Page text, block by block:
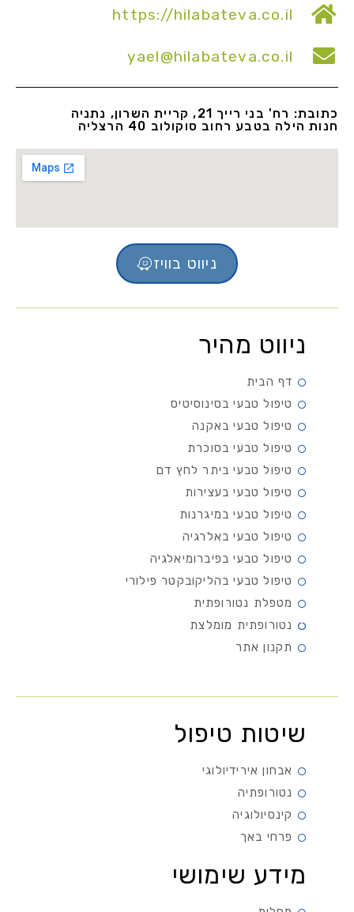
https://hilabateva.co.il
yael@hilabateva.co.il
כתובת: רח' בני רייך 21, קריית השרון, נתניה
חנות הילה בטבע רחוב סוקולוב 40 הרצליה
ניווט בוויז
ניווט מהיר
דף הבית
טיפול טבעי בסינוסיטיס
טיפול טבעי באקנה
טיפול טבעי בסוכרת
טיפול טבעי ביתר לחץ דם
טיפול טבעי בעצירות
טיפול טבעי במיגרנות
טיפול טבעי באלרגיה
טיפול טבעי בפיברומיאלגיה
טיפול טבעי בהליקובקטר פילורי
מטפלת נטורופתית
נטורופתית מומלצת
תקנון אתר
שיטות טיפול
אבחון אירידיולוגי
נטורופתיה
קינסיולוגיה
פרחי באך
מידע שימושי